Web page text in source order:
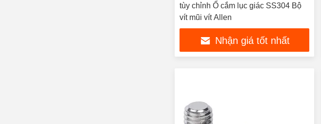
tùy chỉnh Ổ cắm lục giác SS304 Bộ
vít mũi vít Allen
Nhận giá tốt nhất